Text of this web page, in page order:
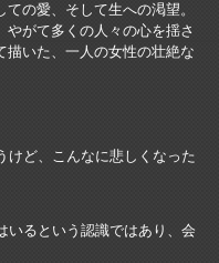
の愛、そして生への渇望。
がて多くの人々の心を揺さ
描いた、一人の女性の壮絶な
けど、こんなに悲しくなった
るという認識ではあり、会